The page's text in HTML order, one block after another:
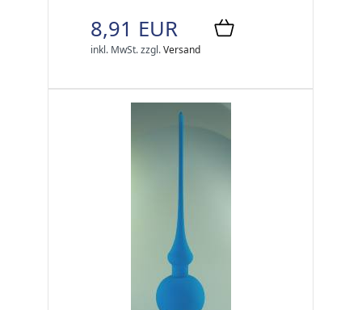
8,91 EUR
inkl. MwSt.zzgl.Versand